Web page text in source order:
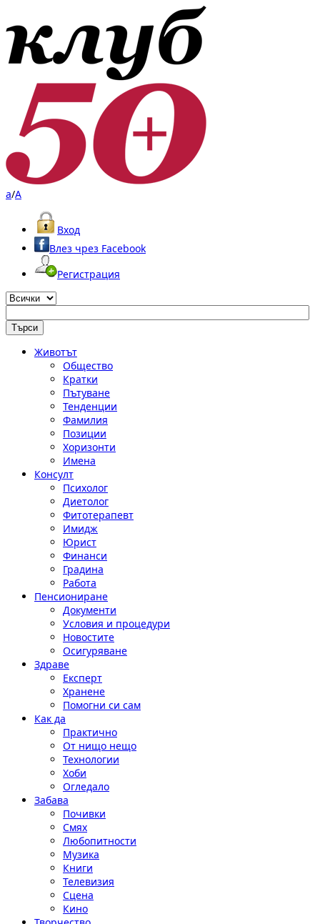
a/A
Вход
Влез чрез Facebook
Регистрация
Животът
Общество
Кратки
Пътуване
Тенденции
Фамилия
Позиции
Хоризонти
Имена
Консулт
Психолог
Диетолог
Фитотерапевт
Имидж
Юрист
Финанси
Градина
Работа
Пенсиониране
Документи
Условия и процедури
Новостите
Осигуряване
Здраве
Експерт
Хранене
Помогни си сам
Как да
Практично
От нищо нещо
Технологии
Хоби
Огледало
Забава
Почивки
Смях
Любопитности
Музика
Книги
Телевизия
Сцена
Кино